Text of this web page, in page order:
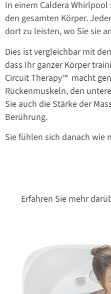
In einem Caldera
den gesamten Körper.
dort zu leisten, wo Sie sie
Dies ist vergleichbar mit
dass Ihr ganzer Körper
Circuit Therapy™ macht
Rückenmuskeln, den
Sie auch die Stärke der
Berührung.
Sie fühlen sich danach wie
Erfahren Sie mehr